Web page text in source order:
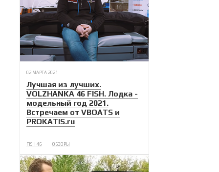
02 МАРТА 2021
Лучшая из лучших.
VOLZHANKA 46 FISH. Лодка -
модельный год 2021.
Встречаем от VBOATS и
PROKATIS.ru
FISH 46 ОБЗОРЫ